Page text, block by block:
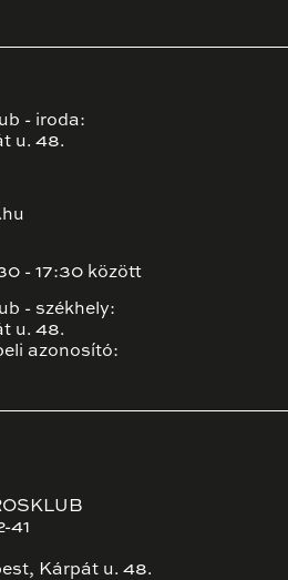
- iroda:
u. 48.
- 17:30 között
- székhely:
u. 48.
azonosító:
41
Kárpát u. 48.